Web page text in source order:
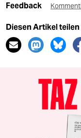
Feedback
Diesen Artikel teilen